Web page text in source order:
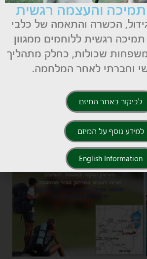
תמיכה והעצמה רגשית
הכשרה והתאמה של כלבי
רגשית ללוחמים ממגוון
שכולות, כחלק מתהליך
וחברתי לאחר המלחמה.
לביקור באתר המיזם
למידע נוסף על המיזם
English Information